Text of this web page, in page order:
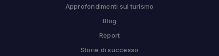
Approfondimenti sul turismo
Blog
Report
Storie di successo